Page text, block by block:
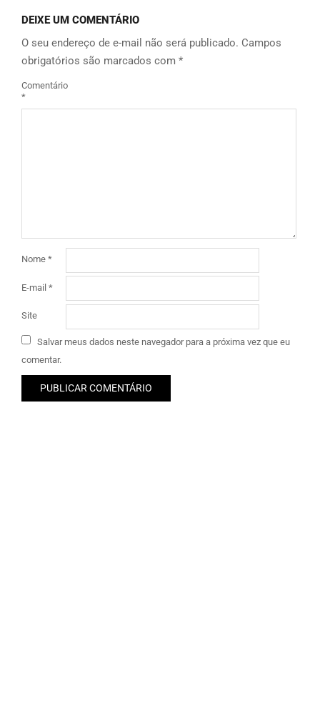
DEIXE UM COMENTÁRIO
O seu endereço de e-mail não será publicado. Campos
obrigatórios são marcados com *
Comentário
*
Nome *
E-mail *
Site
Salvar meus dados neste navegador para a próxima vez que eu
comentar.